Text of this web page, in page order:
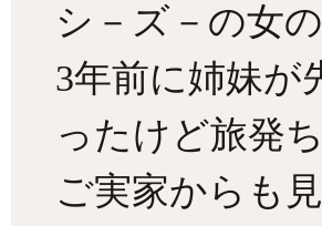
シ－ズ－の女
3年前に姉妹が
ったけど旅発
ご実家からも